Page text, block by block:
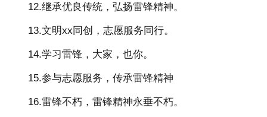
12.继承优良传统，弘扬雷锋精神。
13.文明xx同创，志愿服务同行。
14.学习雷锋，大家，也你。
15.参与志愿服务，传承雷锋精神
16.雷锋不朽，雷锋精神永垂不朽。